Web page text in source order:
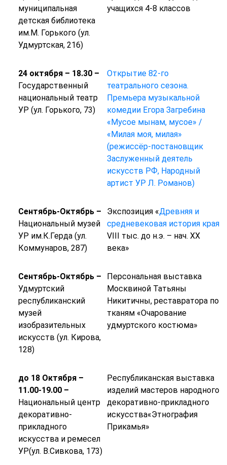
муниципальная
детская библиотека
им.М. Горького (ул.
Удмуртская, 216)
учащихся 4-8 классов
24 октября – 18.30 –
Государственный
национальный театр
УР (ул. Горького, 73)
Открытие 82-го
театрального сезона.
Премьера музыкальной
комедии Егора Загребина
«Мусое мынам, мусое» /
«Милая моя, милая»
(режиссёр-постановщик
Заслуженный деятель
искусств РФ, Народный
артист УР Л. Романов)
Сентябрь-Октябрь –
Национальный музей
УР им.К.Герда (ул.
Коммунаров, 287)
Экспозиция «Древняя и
средневековая история края
VIII тыс. до н.э. – нач. XX
века»
Сентябрь-Октябрь –
Удмуртский
республиканский
музей
изобразительных
искусств (ул. Кирова,
128)
Персональная выставка
Москвиной Татьяны
Никитичны, реставратора по
тканям «Очарование
удмуртского костюма»
до 18 Октября –
11.00-19.00 –
Национальный центр
декоративно-
прикладного
искусства и ремесел
УР(ул. В.Сивкова, 173)
Республиканская выставка
изделий мастеров народного
декоративно-прикладного
искусства«Этнография
Прикамья»